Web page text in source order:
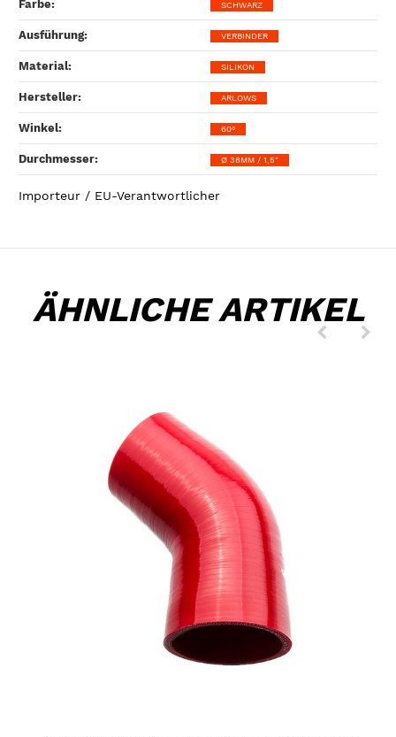
Farbe‍: SCHWARZ
Ausführung‍: VERBINDER
Material‍: SILIKON
Hersteller‍: ARLOWS
Winkel‍: 60°
Durchmesser‍: Ø 38MM / 1,5"
Importeur / EU-Verantwortlicher
ÄHNLICHE ARTIKEL